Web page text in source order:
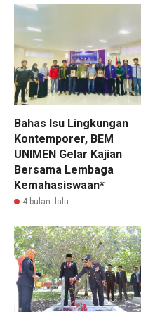
Bahas Isu Lingkungan
Kontemporer, BEM
UNIMEN Gelar Kajian
Bersama Lembaga
Kemahasiswaan*
4 bulan lalu